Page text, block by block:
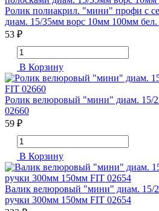
Ролик полиакрил. "мини" профи с
диам. 15/35мм ворс 10мм 100мм бел.
53 ₽
В Корзину
Ролик велюровый "мини" диам. 15/
02660
59 ₽
В Корзину
Валик велюровый "мини" диам. 15/
ручки 300мм 150мм FIT 02654